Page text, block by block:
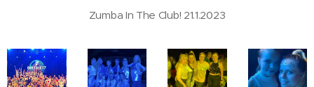
Zumba In The Club! 21.1.2023